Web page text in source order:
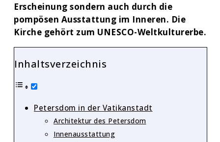
Erscheinung sondern auch durch die
pompösen Ausstattung im Inneren. Die
Kirche gehört zum UNESCO-Weltkulturerbe.
Inhaltsverzeichnis
Petersdom in der Vatikanstadt
Architektur des Petersdom
Innenausstattung